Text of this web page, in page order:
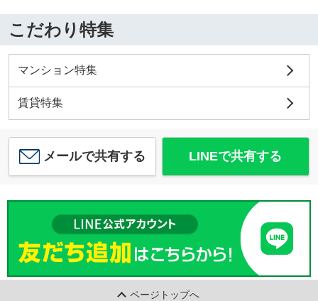
こだわり特集
マンション特集
賃貸特集
メールで共有する LINEで共有する
ページトップへ